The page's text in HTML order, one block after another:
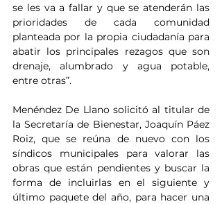
se les va a fallar y que se atenderán las
prioridades de cada comunidad
planteada por la propia ciudadanía para
abatir los principales rezagos que son
drenaje, alumbrado y agua potable,
entre otras”.
Menéndez De Llano solicitó al titular de
la Secretaría de Bienestar, Joaquín Páez
Roiz, que se reúna de nuevo con los
síndicos municipales para valorar las
obras que están pendientes y buscar la
forma de incluirlas en el siguiente y
último paquete del año, para hacer una